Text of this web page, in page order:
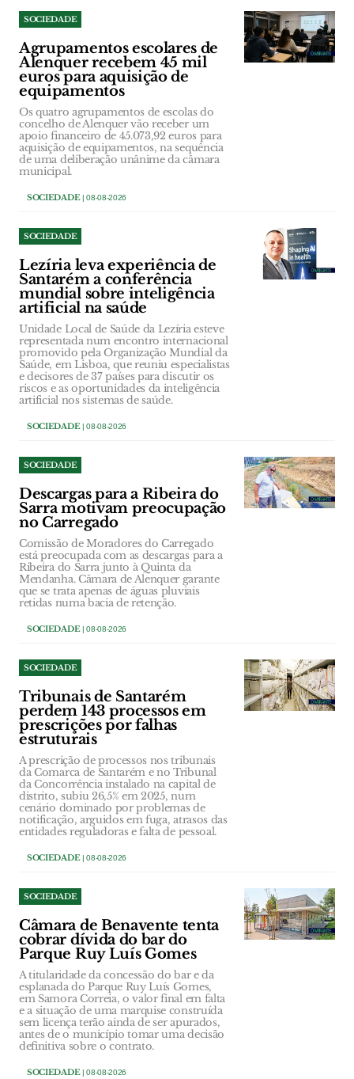
SOCIEDADE
Agrupamentos escolares de
Alenquer recebem 45 mil
euros para aquisição de
equipamentos
Os quatro agrupamentos de escolas do
concelho de Alenquer vão receber um
apoio financeiro de 45.073,92 euros para
aquisição de equipamentos, na sequência
de uma deliberação unânime da câmara
municipal.
SOCIEDADE| 08-08-2026
SOCIEDADE
Lezíria leva experiência de
Santarém a conferência
mundial sobre inteligência
artificial na saúde
Unidade Local de Saúde da Lezíria esteve
representada num encontro internacional
promovido pela Organização Mundial da
Saúde, em Lisboa, que reuniu especialistas
e decisores de 37 países para discutir os
riscos e as oportunidades da inteligência
artificial nos sistemas de saúde.
SOCIEDADE| 08-08-2026
SOCIEDADE
Descargas para a Ribeira do
Sarra motivam preocupação
no Carregado
Comissão de Moradores do Carregado
está preocupada com as descargas para a
Ribeira do Sarra junto à Quinta da
Mendanha. Câmara de Alenquer garante
que se trata apenas de águas pluviais
retidas numa bacia de retenção.
SOCIEDADE| 08-08-2026
SOCIEDADE
Tribunais de Santarém
perdem 143 processos em
prescrições por falhas
estruturais
A prescrição de processos nos tribunais
da Comarca de Santarém e no Tribunal
da Concorrência instalado na capital de
distrito, subiu 26,5% em 2025, num
cenário dominado por problemas de
notificação, arguidos em fuga, atrasos das
entidades reguladoras e falta de pessoal.
SOCIEDADE| 08-08-2026
SOCIEDADE
Câmara de Benavente tenta
cobrar dívida do bar do
Parque Ruy Luís Gomes
A titularidade da concessão do bar e da
esplanada do Parque Ruy Luís Gomes,
em Samora Correia, o valor final em falta
e a situação de uma marquise construída
sem licença terão ainda de ser apurados,
antes de o município tomar uma decisão
definitiva sobre o contrato.
SOCIEDADE| 08-08-2026